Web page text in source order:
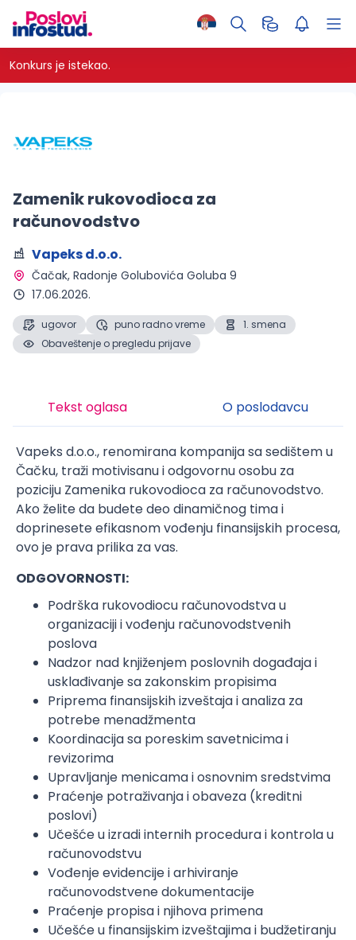
Konkurs je istekao.
Zamenik rukovodioca za
računovodstvo
Vapeks d.o.o.
Čačak, Radonje Golubovića Goluba 9
17.06.2026.
ugovor puno radno vreme
1. smena
Obaveštenje o pregledu prijave
Tekst oglasa O poslodavcu
Vapeks d.o.o., renomirana kompanija sa sedištem u
Čačku, traži motivisanu i odgovornu osobu za
poziciju Zamenika rukovodioca za računovodstvo.
Ako želite da budete deo dinamičnog tima i
doprinesete efikasnom vođenju finansijskih procesa,
ovo je prava prilika za vas.
ODGOVORNOSTI:
Podrška rukovodiocu računovodstva u
organizaciji i vođenju računovodstvenih
poslova
Nadzor nad knjiženjem poslovnih događaja i
usklađivanje sa zakonskim propisima
Priprema finansijskih izveštaja i analiza za
potrebe menadžmenta
Koordinacija sa poreskim savetnicima i
revizorima
Upravljanje menicama i osnovnim sredstvima
Praćenje potraživanja i obaveza (kreditni
poslovi)
Učešće u izradi internih procedura i kontrola u
računovodstvu
Vođenje evidencije i arhiviranje
računovodstvene dokumentacije
Praćenje propisa i njihova primena
Učešće u finansijskim izveštajima i budžetiranju